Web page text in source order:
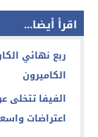
اقرأ أيضا...
ربع نهائي
الكاميرون
الفيفا
اعتراضات